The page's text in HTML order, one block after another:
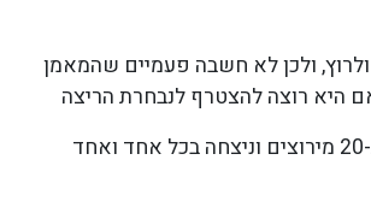
ולכן לא חשבה פעמיים שהמאמן
היא רוצה להצטרף לנבחרת הריצה
וילמה השתתפה ב-20 מירוצים וניצחה בכל אחד ואחד